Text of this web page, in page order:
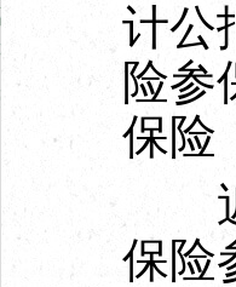
计公
险参
保险
近
保险